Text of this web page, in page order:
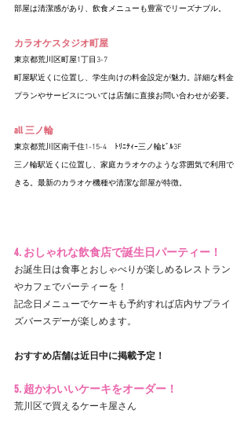
部屋は清潔感があり、飲食メニューも豊富でリーズナブル。
カラオケスタジオ町屋
東京都荒川区町屋1丁目3-7
町屋駅近くに位置し、学生向けの料金設定が魅力。詳細な料金
プランやサービスについては店舗に直接お問い合わせが必要。
all 三ノ輪
東京都荒川区南千住1-15-4　ﾄﾘﾆﾃｨｰ三ノ輪ﾋﾞﾙ3F
三ノ輪駅近くに位置し、家庭カラオケのような雰囲気で利用で
きる。最新のカラオケ機種や清潔な部屋が特徴。
4. おしゃれな飲食店で誕生日パーティー！
お誕生日は食事とおしゃべりが楽しめるレストラン
やカフェでパーティーを！
記念日メニューでケーキも予約すれば店内サプライ
ズバースデーが楽しめます。
おすすめ店舗は近日中に掲載予定！
5. 超かわいいケーキをオーダー！
荒川区で買えるケーキ屋さん